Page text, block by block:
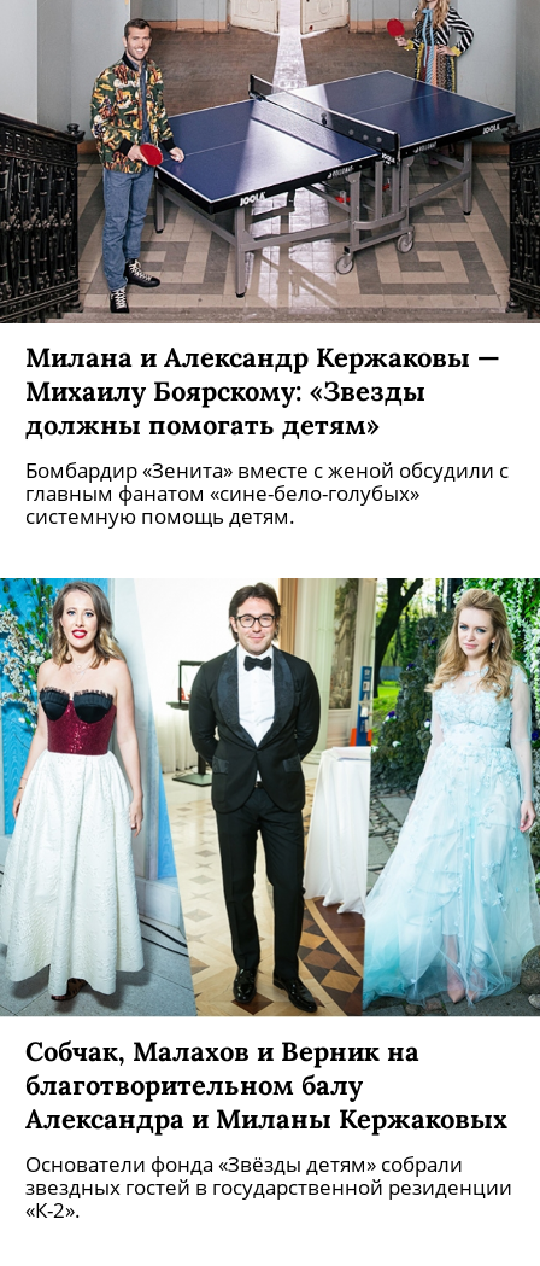
Милана и Александр Кержаковы —
Михаилу Боярскому: «Звезды
должны помогать детям»
Бомбардир «Зенита» вместе с женой обсудили с
главным фанатом «сине-бело-голубых»
системную помощь детям.
Собчак, Малахов и Верник на
благотворительном балу
Александра и Миланы Кержаковых
Основатели фонда «Звёзды детям» собрали
звездных гостей в государственной резиденции
«К-2».